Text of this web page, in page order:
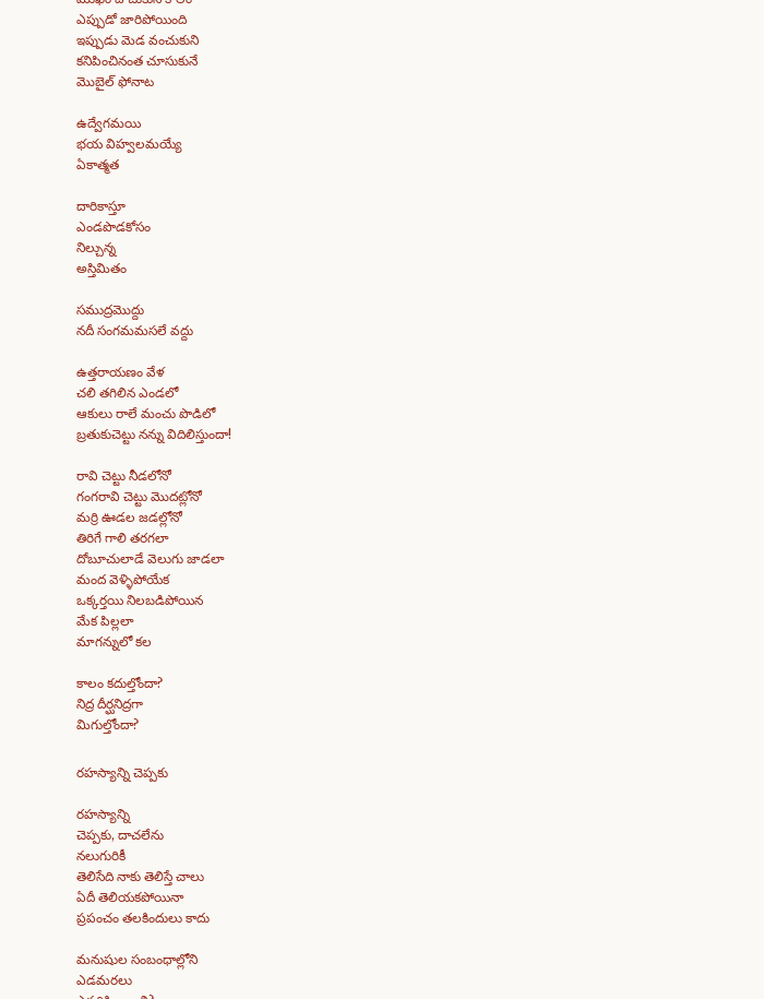
ఎప్పుడో జారిపోయింది
ఇప్పుడు మెడ వంచుకుని
కనిపించినంత చూసుకునే
మొబైల్ ఫోనాట
ఉద్వేగమయి
భయ విహ్వలమయ్యే
ఏకాత్మత
దారికాస్తూ
ఎండపొడకోసం
నిల్చున్న
అస్తిమితం
సముద్రమొద్దు
నదీ సంగమమసలే వద్దు
ఉత్తరాయణం వేళ
చలి తగిలిన ఎండలో
ఆకులు రాలే మంచు పొడిలో
బ్రతుకుచెట్టు నన్ను విదిలిస్తుందా!
రావి చెట్టు నీడలోనో
గంగరావి చెట్టు మొదట్లోనో
మర్రి ఊడల జడల్లోనో
తిరిగే గాలి తరగలా
దోబూచులాడే వెలుగు జాడలా
మంద వెళ్ళిపోయేక
ఒక్కర్తయి నిలబడిపోయిన
మేక పిల్లలా
మాగన్నులో కల
కాలం కదుల్తోందా?
నిద్ర దీర్ఘనిద్రగా
మిగుల్తోందా?
రహస్యాన్ని చెప్పకు
రహస్యాన్ని
చెప్పకు, దాచలేను
నలుగురికీ
తెలిసేది నాకు తెలిస్తే చాలు
ఏదీ తెలియకపోయినా
ప్రపంచం తలకిందులు కాదు
మనుషుల సంబంధాల్లోని
ఎడమరలు